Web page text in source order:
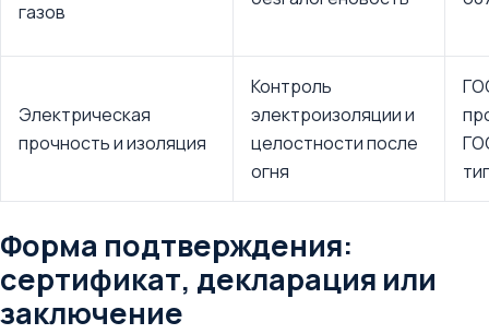
газов
Электрическая
прочность и изоляция
Контроль
электроизоляции и
целостности после
огня
Форма подтверждения:
сертификат, декларация или
заключение